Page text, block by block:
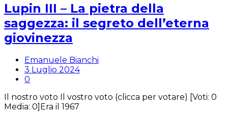
Lupin III – La pietra della
saggezza: il segreto dell’eterna
giovinezza
Emanuele Bianchi
3 Luglio 2024
0
Il nostro voto Il vostro voto (clicca per votare) [Voti: 0
Media: 0]Era il 1967